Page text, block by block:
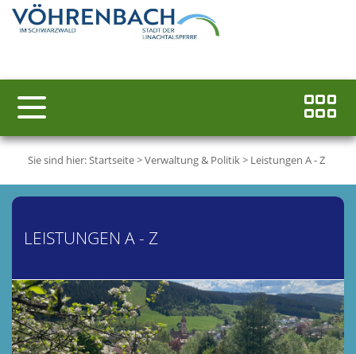
Sie sind hier:Startseite>Verwaltung & Politik> Leistungen A - Z
LEISTUNGEN A - Z